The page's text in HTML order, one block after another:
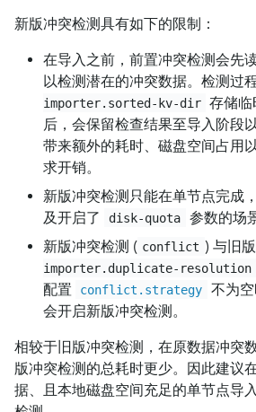
新版冲突检测具有如下的限制：
在导入之前，前置冲突检测会先
以检测潜在的冲突数据。检测过
importer.sorted-kv-dir 存储临
后，会保留检查结果至导入阶段
带来额外的耗时、磁盘空间占用
求开销。
新版冲突检测只能在单节点完成
及开启了
disk-quota
参数的场
新版冲突检测 ( conflict ) 与旧
importer.duplicate-resolution
配置
conflict.strategy
不为
会开启新版冲突检测。
相较于旧版冲突检测，在原数据冲突
版冲突检测的总耗时更少。因此建议
据、且本地磁盘空间充足的单节点导